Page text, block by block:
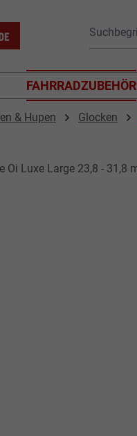
FAHRRADZUBEHÖR
& Hupen Glocken